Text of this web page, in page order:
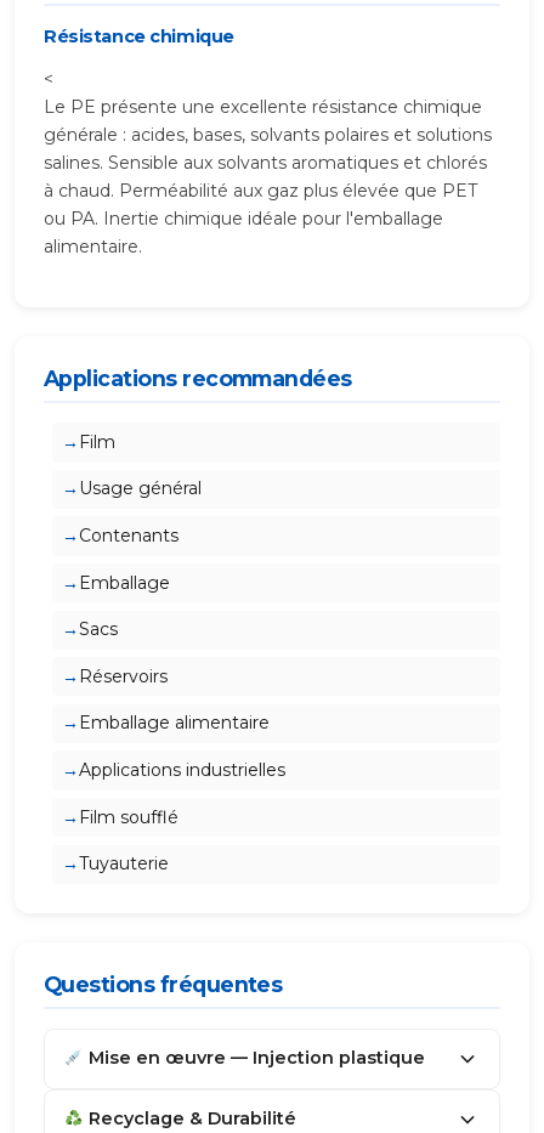
Résistance chimique
<
Le PE présente une excellente résistance chimique
générale : acides, bases, solvants polaires et solutions
salines. Sensible aux solvants aromatiques et chlorés
à chaud. Perméabilité aux gaz plus élevée que PET
ou PA. Inertie chimique idéale pour l'emballage
alimentaire.
Applications recommandées
Film
Usage général
Contenants
Emballage
Sacs
Réservoirs
Emballage alimentaire
Applications industrielles
Film soufflé
Tuyauterie
Questions fréquentes
Mise en œuvre — Injection plastique
Recyclage & Durabilité